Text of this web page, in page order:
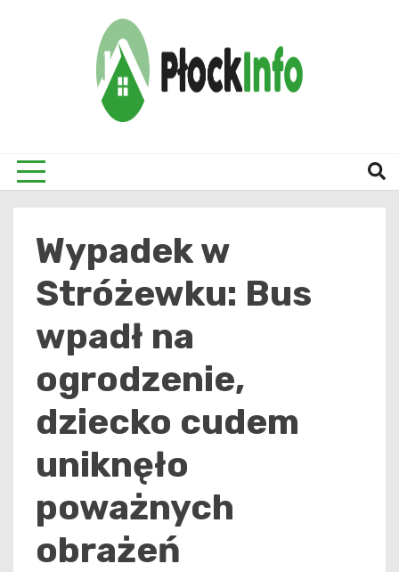
Wypadek w
Stróżewku: Bus
wpadł na
ogrodzenie,
dziecko cudem
uniknęło
poważnych
obrażeń